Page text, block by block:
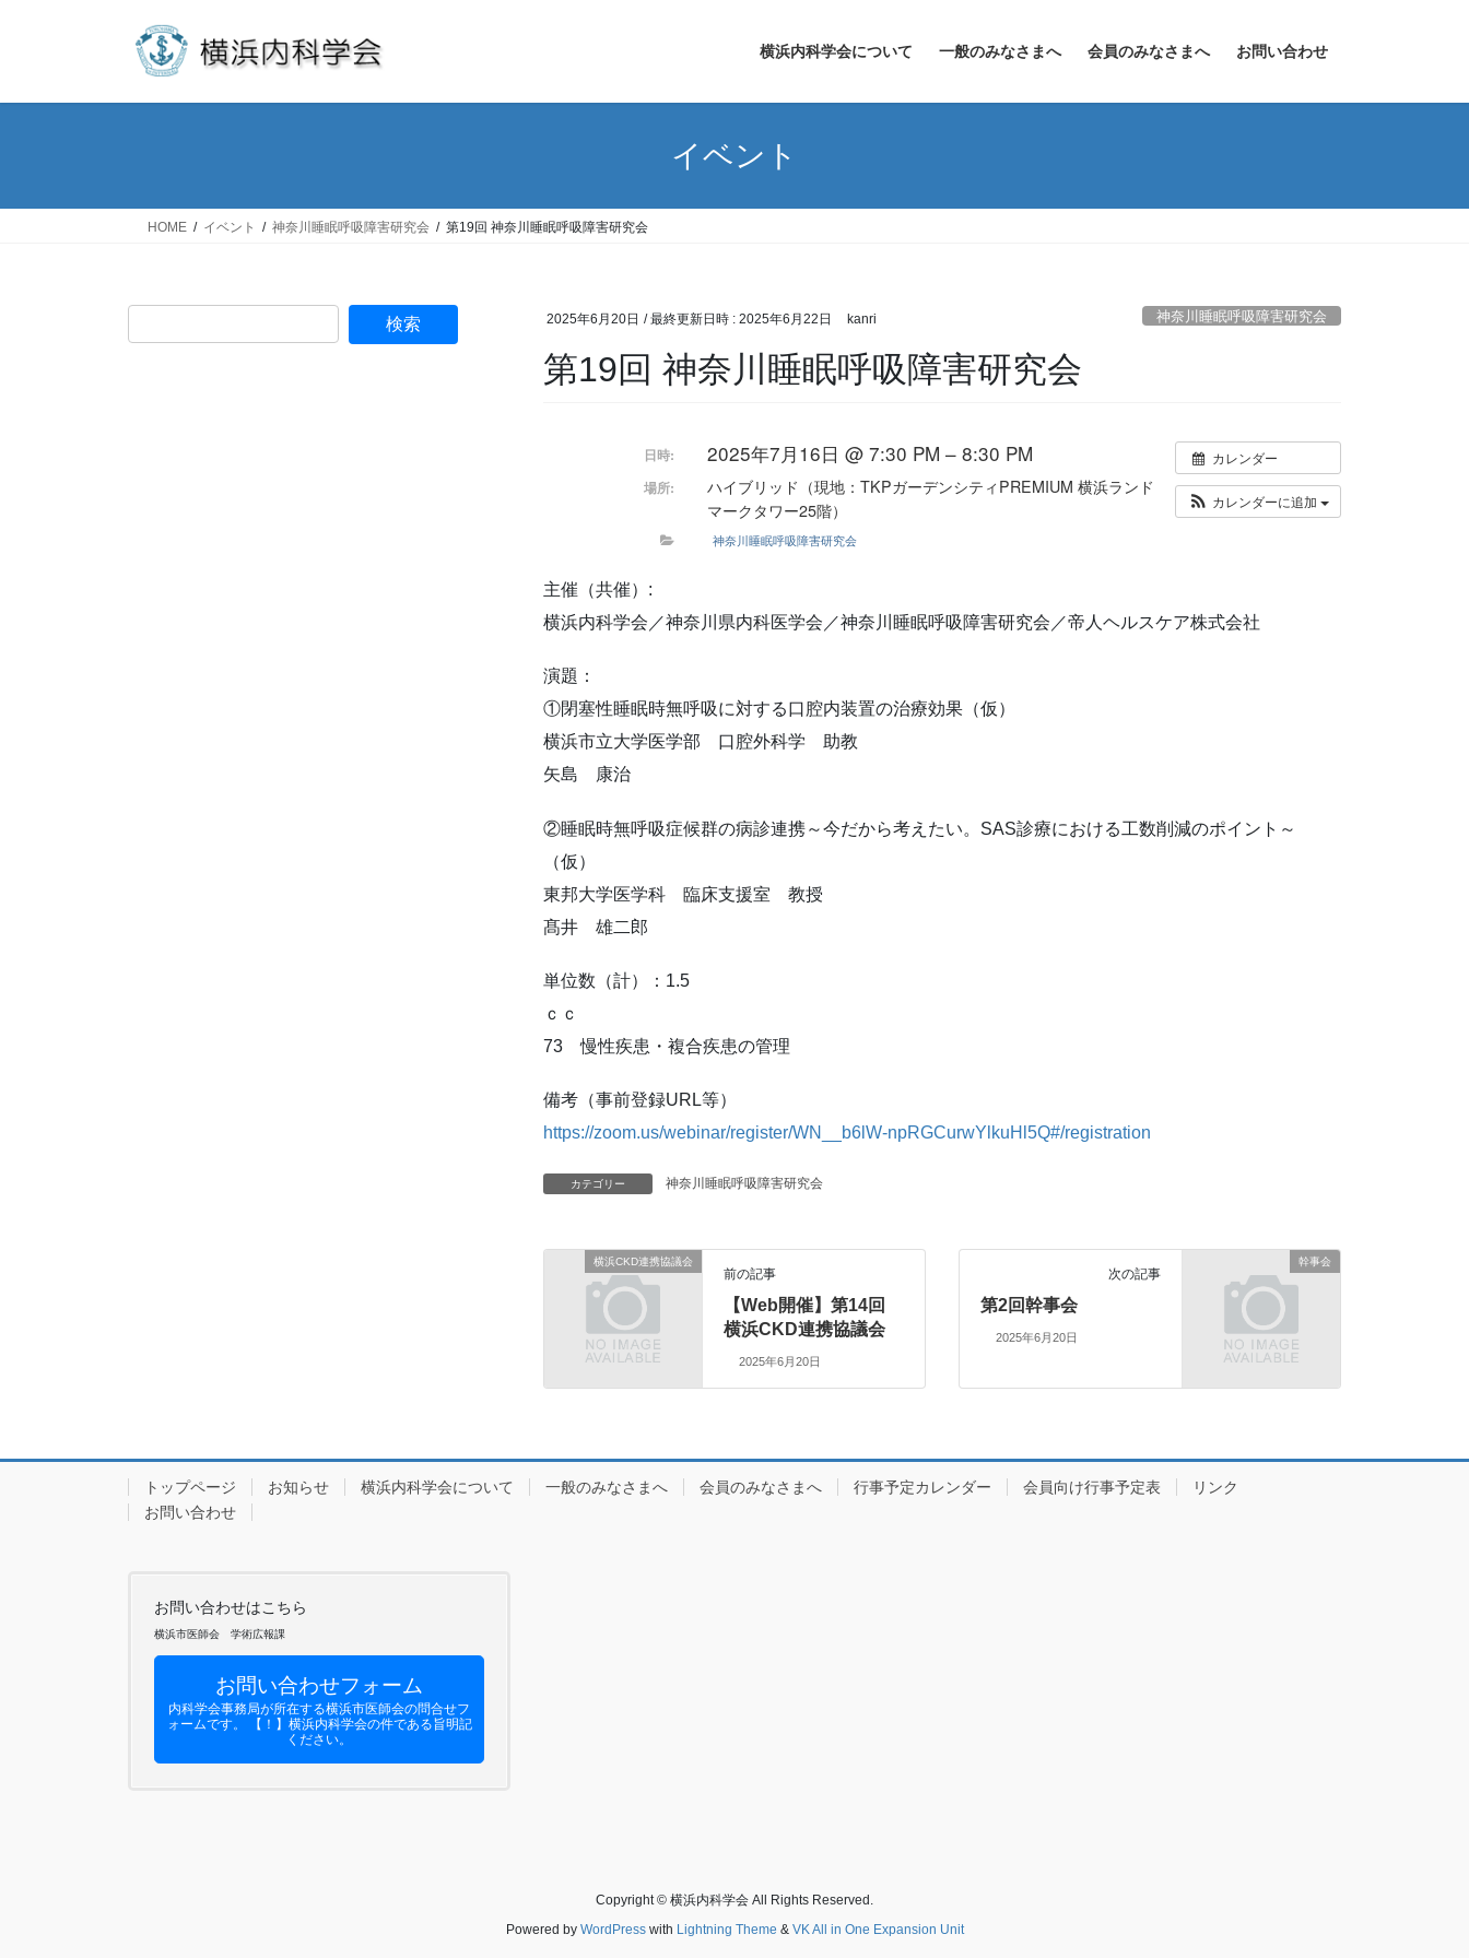
横浜内科学会について 一般のみなさまへ 会員のみなさまへ お問い合わせ
イベント
HOME イベント 神奈川睡眠呼吸障害研究会 第19回 神奈川睡眠呼吸障害研究会
2025年6月20日 / 最終更新日時 : 2025年6月22日 kanri 神奈川睡眠呼吸障害研究会
第19回 神奈川睡眠呼吸障害研究会
カレンダー
カレンダーに追加
日時: 2025年7月16日 @ 7:30 PM – 8:30 PM
場所:
ハイブリッド（現地：TKPガーデンシティPREMIUM 横浜ランド
マークタワー25階）
神奈川睡眠呼吸障害研究会
主催（共催）:
横浜内科学会／神奈川県内科医学会／神奈川睡眠呼吸障害研究会／帝人ヘルスケア株式会社
演題：
①閉塞性睡眠時無呼吸に対する口腔内装置の治療効果（仮）
横浜市立大学医学部 口腔外科学 助教
矢島 康治
②睡眠時無呼吸症候群の病診連携～今だから考えたい。SAS診療における工数削減のポイント～
（仮）
東邦大学医学科 臨床支援室 教授
髙井 雄二郎
単位数（計）：1.5
ｃｃ
73 慢性疾患・複合疾患の管理
備考（事前登録URL等）
https://zoom.us/webinar/register/WN__b6lW-npRGCurwYlkuHl5Q#/registration
カテゴリー 神奈川睡眠呼吸障害研究会
横浜CKD連携協議会
前の記事
【Web開催】第14回
横浜CKD連携協議会
2025年6月20日
幹事会
次の記事
第2回幹事会
2025年6月20日
トップページ お知らせ 横浜内科学会について 一般のみなさまへ 会員のみなさまへ 行事予定カレンダー 会員向け行事予定表
リンク
お問い合わせ
お問い合わせはこちら
横浜市医師会 学術広報課
お問い合わせフォーム
内科学会事務局が所在する横浜市医師会の問合せフ
ォームです。 【！】横浜内科学会の件である旨明記
ください。
Copyright © 横浜内科学会 All Rights Reserved.
Powered by WordPresswith Lightning Theme & VK All in One Expansion Unit